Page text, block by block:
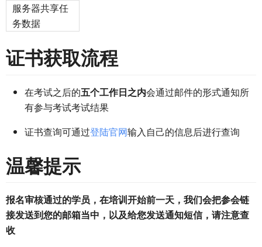
服务器共享任
务数据
证书获取流程
在考试之后的五个工作日之内会通过邮件的形式通知所
有参与考试考试结果
证书查询可通过登陆官网输入自己的信息后进行查询
温馨提示
报名审核通过的学员，在培训开始前一天，我们会把参会链
接发送到您的邮箱当中，以及给您发送通知短信，请注意查
收